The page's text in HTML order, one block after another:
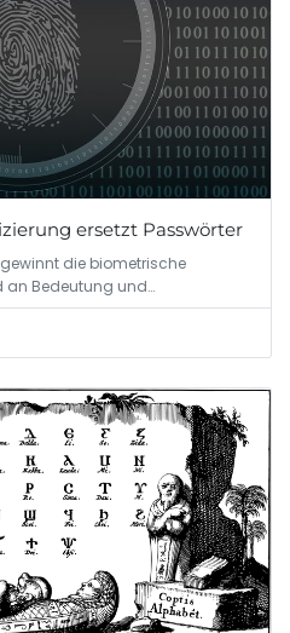
ersetzt Passwörter
die biometrische
an Bedeutung und…